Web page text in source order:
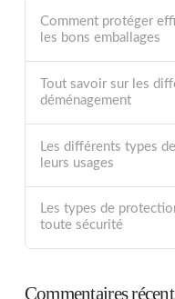
Comment protéger
les bons emballages
Tout savoir sur les
déménagement
Les différents types
leurs usages
Les types de
toute sécurité
Commentaires